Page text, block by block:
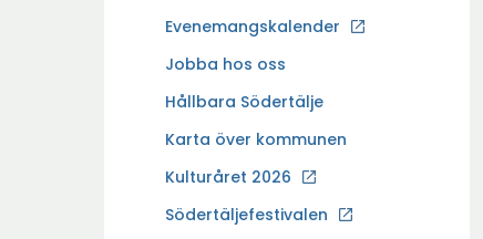
p
n
a
y
t
Evenemangskalender
Jobba hos oss
Ö
p
n
a
Hållbara Södertälje
Karta över kommunen
Kulturåret 2026
Södertäljefestivalen